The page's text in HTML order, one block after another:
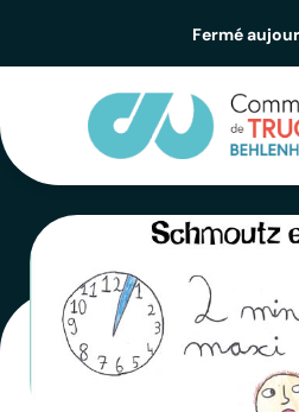
Fermé